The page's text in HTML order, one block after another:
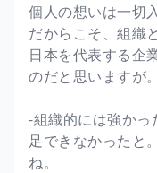
個人の想いは一切
だからこそ、組織
日本を代表する企
のだと思いますが。
-組織的には強かっ
足できなかったと
ね。